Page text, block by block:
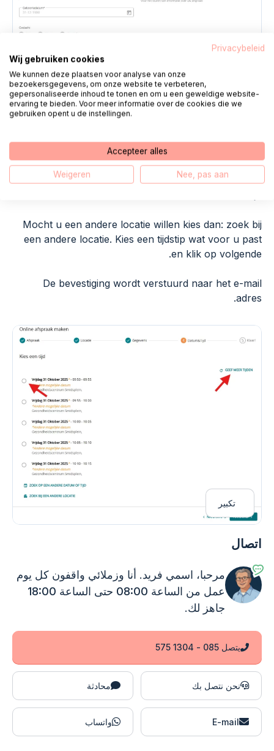
De afsprakenplanner toont de momenten die voldoen
aan de voorkeursdatum en locatie. Mocht u toch een
ander moment willen kies dan: zoek op andere datum
Mocht u een andere locatie willen kies dan: zoek bij
een andere locatie. Kies een tijdstip wat voor u past
en klik op volgende.
De bevestiging wordt verstuurd naar het e-mail
adres.
تكبير
اتصال
مرحبا، اسمي فريد. أنا وزملائي واقفون كل يوم
عمل من الساعة 08:00 حتى الساعة 18:00
جاهز لك.
يتصل 085 - 1304 575
نحن نتصل بك محادثة
E-mail واتساب
Privacybeleid
Wij gebruiken cookies
We kunnen deze plaatsen voor analyse van onze
bezoekersgegevens, om onze website te verbeteren,
gepersonaliseerde inhoud te tonen en om u een geweldige website-
ervaring te bieden. Voor meer informatie over de cookies die we
gebruiken opent u de instellingen.
Accepteer alles
Weigeren Nee, pas aan